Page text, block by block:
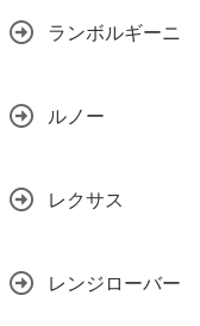
ランボルギーニ
ルノー
レクサス
レンジローバー